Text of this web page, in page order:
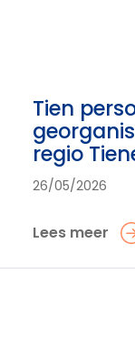
Tien
regio
26/05/2026
Lees meer